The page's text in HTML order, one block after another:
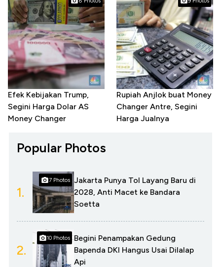
Efek Kebijakan Trump,
Segini Harga Dolar AS
Money Changer
Rupiah Anjlok buat Money
Changer Antre, Segini
Harga Jualnya
Popular Photos
1.
7 Photos
Jakarta Punya Tol Layang Baru di
2028, Anti Macet ke Bandara
Soetta
2.
10 Photos
Begini Penampakan Gedung
Bapenda DKI Hangus Usai Dilalap
Api